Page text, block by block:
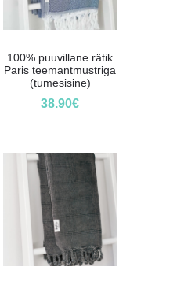
100% puuvillane rätik
Paris teemantmustriga
(tumesisine)
38.90€